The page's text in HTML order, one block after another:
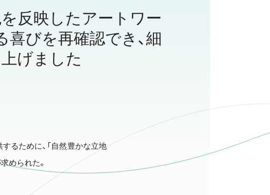
反映したアートワー
喜びを再確認でき、細
げました
るために、「自然豊かな立地
められた。